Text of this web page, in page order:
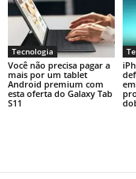
Tecnologia
Você não precisa pagar a
mais por um tablet
Android premium com
esta oferta do Galaxy Tab
S11